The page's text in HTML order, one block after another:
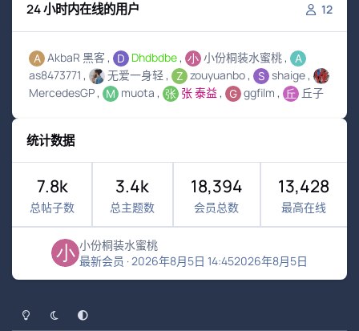
24 小时内在线的用户 12
AkbaR 黑客 Dhdbdbe
小份桐装水蜜桃
as8473771
无爱一身轻 zouyuanbo
shaige
MercedesGP
muota 张 泰益 ggfilm 丘子
统计数据
7.8k
总帖子数
3.4k
总主题数
18,394
会员总数
13,428
最高在线
小份桐装水蜜桃
最新会员 ·2026年8月5日 14:452026年8月5日
浅色模式黑暗模式系统偏好